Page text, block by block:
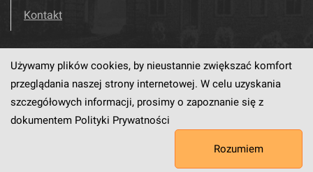
Kontakt
Odwiedź nas! Facebook
Używamy plików cookies, by nieustannie zwiększać komfort
przeglądania naszej strony internetowej. W celu uzyskania
szczegółowych informacji, prosimy o zapoznanie się z
dokumentem Polityki Prywatności
Rozumiem